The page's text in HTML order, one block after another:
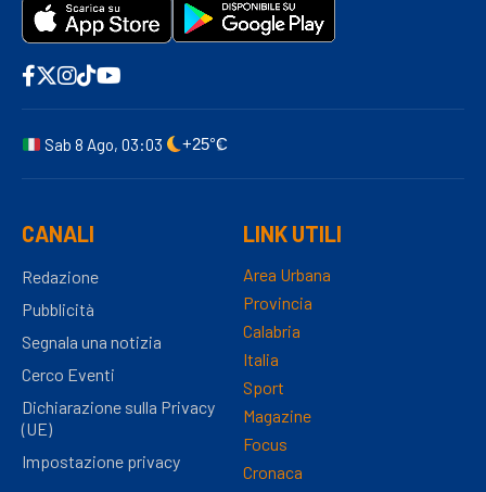
Sab 8 Ago, 03:03 +25°C
CANALI
Redazione
Pubblicità
Segnala una notizia
Cerco Eventi
Dichiarazione sulla Privacy
(UE)
Impostazione privacy
LINK UTILI
Area Urbana
Provincia
Calabria
Italia
Sport
Magazine
Focus
Cronaca